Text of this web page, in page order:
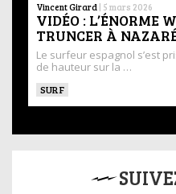
Vincent Girard | 5 mars 2026
VIDÉO : L’ÉNORME
TRUNCER À
Le surfeur espagnol s’est
de hauteur sur la …
SURF